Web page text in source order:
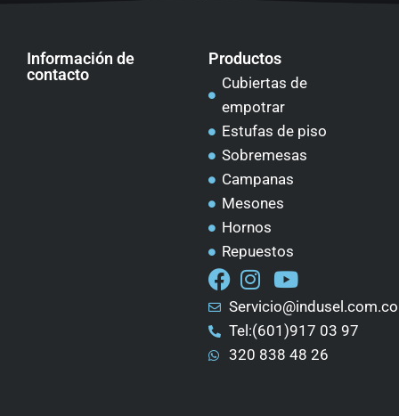
Información de
contacto
Productos
Cubiertas de
empotrar
Estufas de piso
Sobremesas
Campanas
Mesones
Hornos
Repuestos
Servicio@indusel.com.co
Tel:(601)917 03 97
320 838 48 26